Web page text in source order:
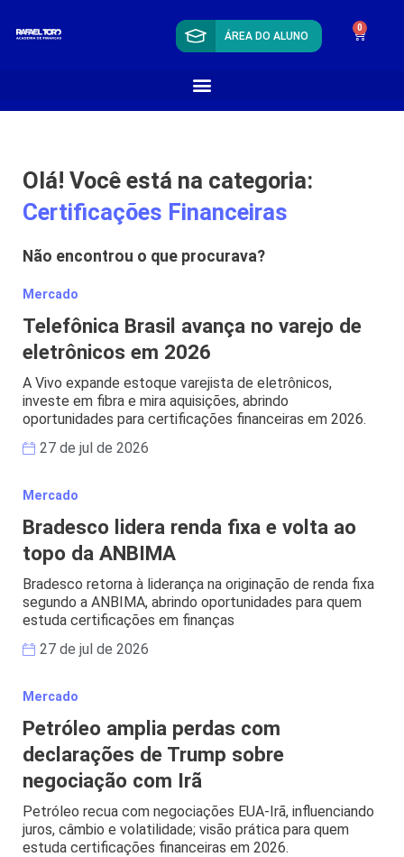
ÁREA DO ALUNO
0
Olá! Você está na categoria:
Certificações Financeiras
Não encontrou o que procurava?
Mercado
Telefônica Brasil avança no varejo de
eletrônicos em 2026
A Vivo expande estoque varejista de eletrônicos,
investe em fibra e mira aquisições, abrindo
oportunidades para certificações financeiras em 2026.
27 de jul de 2026
Mercado
Bradesco lidera renda fixa e volta ao
topo da ANBIMA
Bradesco retorna à liderança na originação de renda fixa
segundo a ANBIMA, abrindo oportunidades para quem
estuda certificações em finanças
27 de jul de 2026
Mercado
Petróleo amplia perdas com
declarações de Trump sobre
negociação com Irã
Petróleo recua com negociações EUA-Irã, influenciando
juros, câmbio e volatilidade; visão prática para quem
estuda certificações financeiras em 2026.